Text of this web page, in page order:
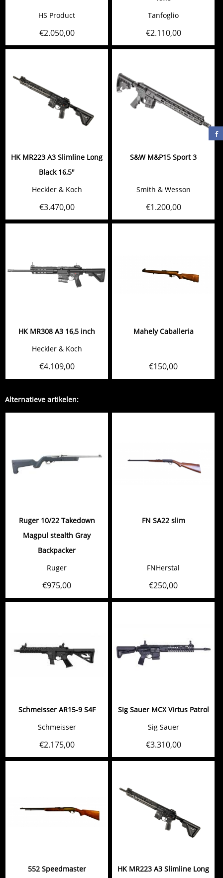
HS Product
€2.050,00
Tanfoglio
€2.110,00
HK MR223 A3 Slimline Long
Black 16,5"
Heckler & Koch
€3.470,00
S&W M&P15 Sport 3
Smith & Wesson
€1.200,00
HK MR308 A3 16,5 inch
Heckler & Koch
€4.109,00
Mahely Caballeria
€150,00
Alternatieve artikelen:
Ruger 10/22 Takedown
Magpul stealth Gray
Backpacker
Ruger
€975,00
FN SA22 slim
FNHerstal
€250,00
Schmeisser AR15-9 S4F
Schmeisser
€2.175,00
Sig Sauer MCX Virtus Patrol
Sig Sauer
€3.310,00
552 Speedmaster
HK MR223 A3 Slimline Long